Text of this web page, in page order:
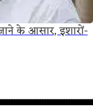
के आसार, इशारों-